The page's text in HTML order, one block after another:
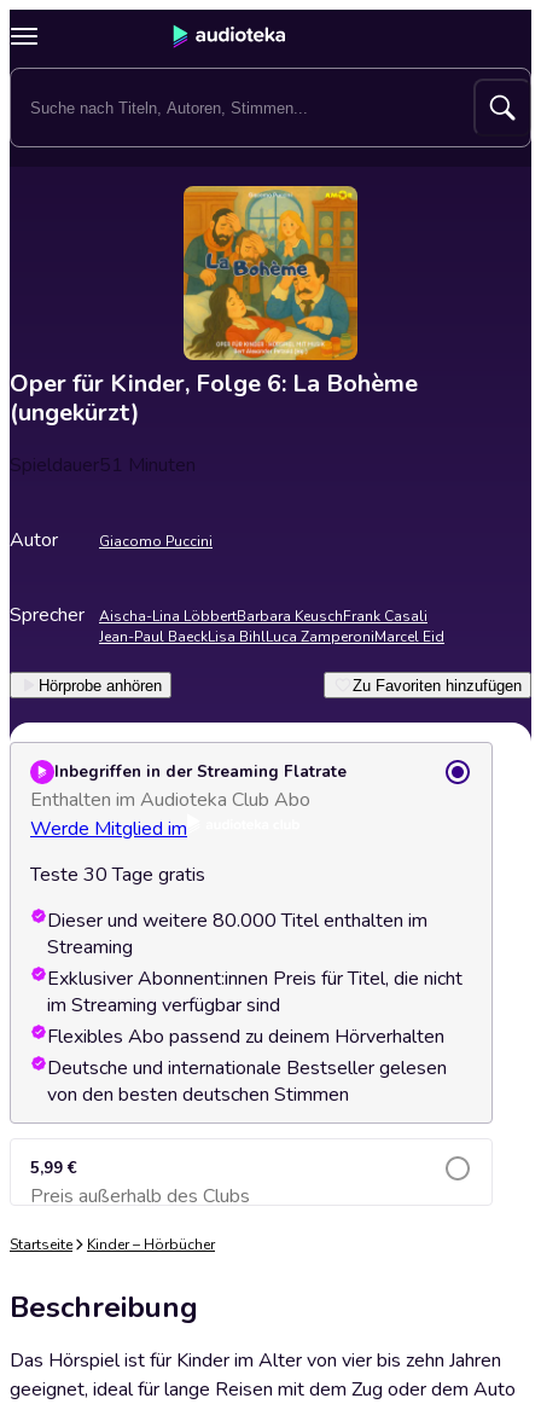
Oper für Kinder, Folge 6: La Bohème
(ungekürzt)
Spieldauer51 Minuten
Autor Giacomo Puccini
Sprecher Aischa-Lina LöbbertBarbara KeuschFrank Casali
Jean-Paul BaeckLisa BihlLuca ZamperoniMarcel Eid
Hörprobe anhören Zu Favoriten hinzufügen
Inbegriffen in der Streaming Flatrate
Enthalten im Audioteka Club Abo
Werde Mitglied im
Teste 30 Tage gratis
Dieser und weitere 80.000 Titel enthalten im
Streaming
Exklusiver Abonnent:innen Preis für Titel, die nicht
im Streaming verfügbar sind
Flexibles Abo passend zu deinem Hörverhalten
Deutsche und internationale Bestseller gelesen
von den besten deutschen Stimmen
5,99 €
Preis außerhalb des ClubsZum Warenkorb hinzufügen
Startseite Kinder – Hörbücher
Beschreibung
Das Hörspiel ist für Kinder im Alter von vier bis zehn Jahren
geeignet, ideal für lange Reisen mit dem Zug oder dem Auto